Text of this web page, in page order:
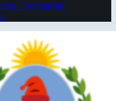
Cocomarola”